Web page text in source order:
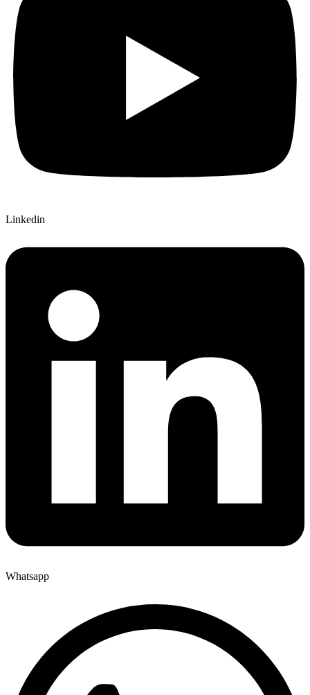
Linkedin
Whatsapp